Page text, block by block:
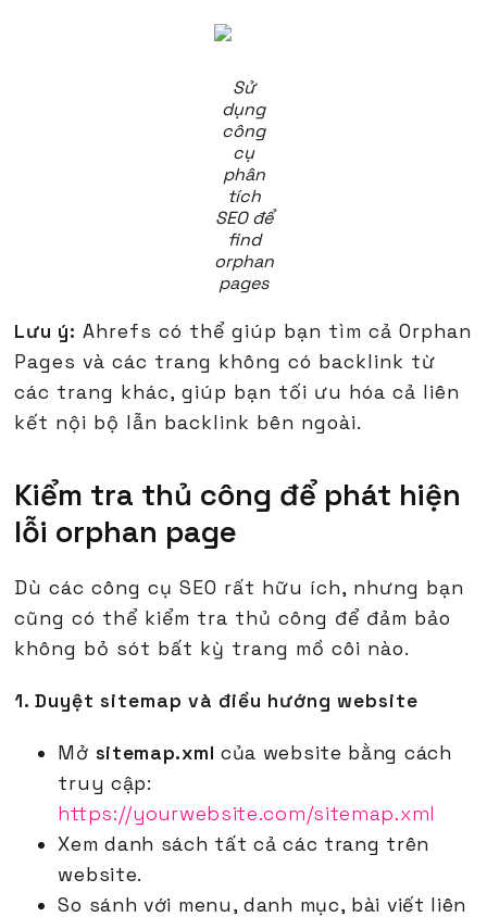
Sử
dụng
công
cụ
phân
tích
SEO để
find
orphan
pages
Lưu ý: Ahrefs có thể giúp bạn tìm cả Orphan
Pages và các trang không có backlink từ
các trang khác, giúp bạn tối ưu hóa cả liên
kết nội bộ lẫn backlink bên ngoài.
Kiểm tra thủ công để phát hiện
lỗi orphan page
Dù các công cụ SEO rất hữu ích, nhưng bạn
cũng có thể kiểm tra thủ công để đảm bảo
không bỏ sót bất kỳ trang mồ côi nào.
1. Duyệt sitemap và điều hướng website
Mở sitemap.xml của website bằng cách
truy cập:
https://yourwebsite.com/sitemap.xml
Xem danh sách tất cả các trang trên
website.
So sánh với menu, danh mục, bài viết liên